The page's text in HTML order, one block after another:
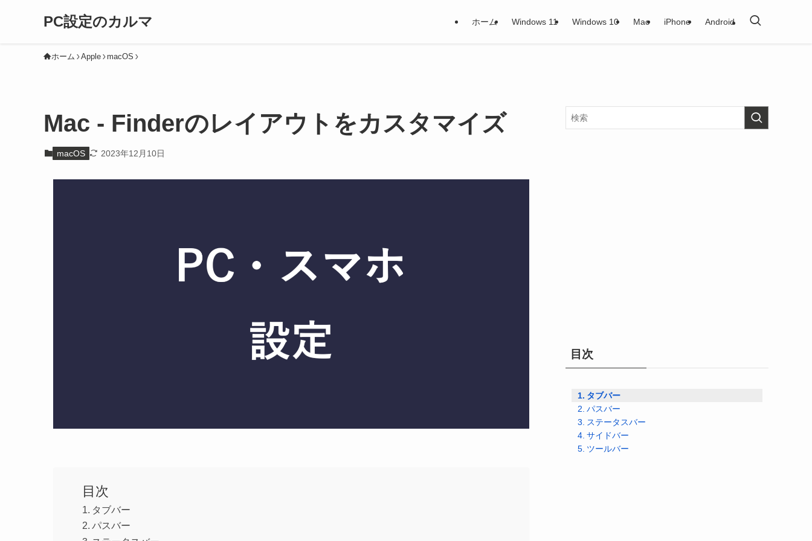
PC設定のカルマ ホーム Windows 11 Windows 10 Mac iPhone Android
ホーム Apple macOS
Mac - Finderのレイアウトをカスタマイズ
macOS 2023年12月10日
目次
タブバー
パスバー
目次
タブバー
パスバー
ステータスバー
サイドバー
ツールバー